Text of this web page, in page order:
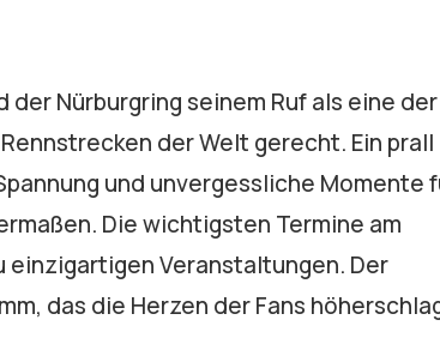
der Nürburgring seinem Ruf als eine der
der Welt gerecht. Ein prall
und unvergessliche Momente
Die wichtigsten Termine am
einzigartigen Veranstaltungen. Der
das die Herzen der Fans